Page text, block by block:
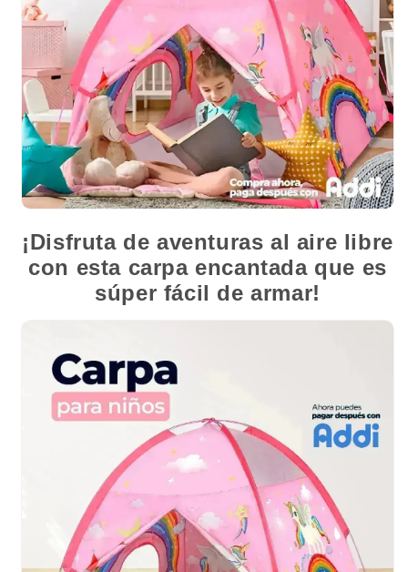
¡Disfruta de aventuras al aire libre
con esta carpa encantada que es
súper fácil de armar!